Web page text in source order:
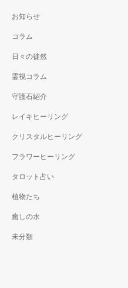
お知らせ
コラム
日々の徒然
霊視コラム
守護石紹介
レイキヒーリング
クリスタルヒーリング
フラワーヒーリング
タロット占い
植物たち
癒しの水
未分類